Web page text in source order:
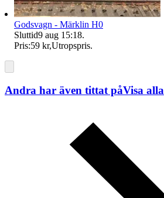
Godsvagn - Märklin H0
Sluttid9 aug 15:18.
Pris:59 kr,Utropspris.
Andra har även tittat påVisa alla